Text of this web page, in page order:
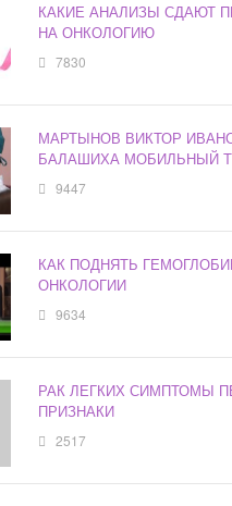
КАКИЕ АНАЛИЗЫ СДАЮТ
НА ОНКОЛОГИЮ
7830
МАРТЫНОВ ВИКТОР
БАЛАШИХА МОБИЛЬНЫЙ
9447
КАК ПОДНЯТЬ
ОНКОЛОГИИ
9634
РАК ЛЕГКИХ СИМПТОМЫ
ПРИЗНАКИ
2517